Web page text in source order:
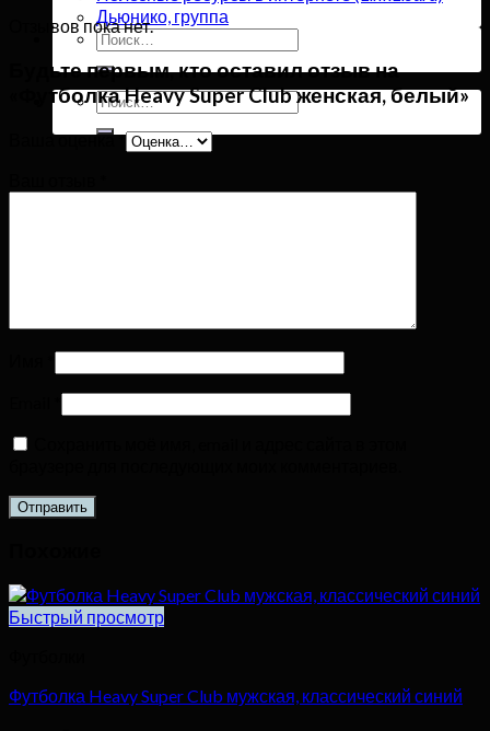
Дьюнико, группа
Искать:
Искать:
Отзывов пока нет.
Будьте первым, кто оставил отзыв на
«Футболка Heavy Super Club женская, белый»
Ваша оценка*
Быстрый просмотр
Футболка Heavy Super Club мужская, классический синий